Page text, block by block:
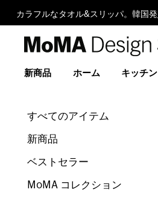
カラフルなタオル&スリッパ。韓国発
新商品 ホーム キッチン
すべてのアイテム
新商品
ベストセラー
MoMA コレクション